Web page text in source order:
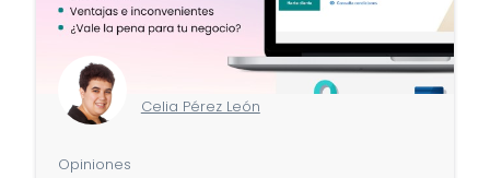
Celia Pérez León
Opiniones